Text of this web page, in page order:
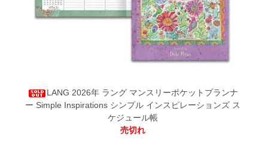
LANG 2026年 ラング マンスリーポケットプランナ
ー Simple Inspirations シンプル インスピレーションズ ス
ケジュール帳
売切れ